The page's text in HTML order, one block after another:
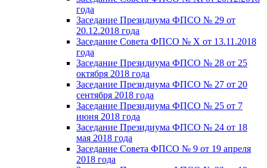
года
Заседание Президиума ФПСО № 29 от
20.12.2018 года
Заседание Совета ФПСО № X от 13.11.2018
года
Заседание Президиума ФПСО № 28 от 25
октября 2018 года
Заседание Президиума ФПСО № 27 от 20
сентября 2018 года
Заседание Президиума ФПСО № 25 от 7
июня 2018 года
Заседание Президиума ФПСО № 24 от 18
мая 2018 года
Заседание Совета ФПСО № 9 от 19 апреля
2018 года